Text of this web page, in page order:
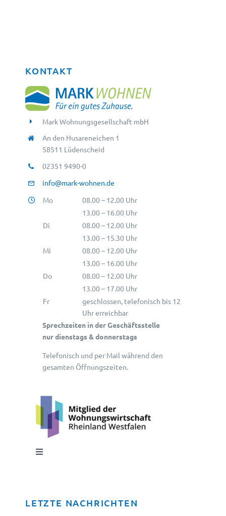
KONTAKT
Mark Wohnungsgesellschaft mbH
An den Husareneichen 1
58511 Lüdenscheid
02351 9490-0
info@mark-wohnen.de
Mo
08.00 – 12.00 Uhr
13.00 – 16.00 Uhr
Di
08.00 – 12.00 Uhr
13.00 – 15.30 Uhr
Mi
08.00 – 12.00 Uhr
13.00 – 16.00 Uhr
Do
08.00 – 12.00 Uhr
13.00 – 17.00 Uhr
Fr
geschlossen, telefonisch bis 12
Uhr erreichbar
Sprechzeiten in der Geschäftsstelle
nur dienstags & donnerstags
Telefonisch und per Mail während den
gesamten Öffnungszeiten.
Toggle
LETZTE NACHRICHTEN